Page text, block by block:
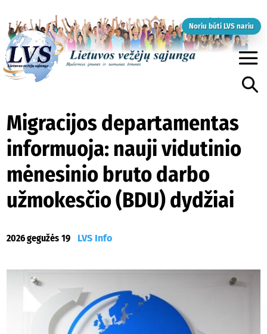
Noriu būti LVS nariu
Migracijos departamentas
informuoja: nauji vidutinio
mėnesinio bruto darbo
užmokesčio (BDU) dydžiai
2026 gegužės 19 LVS Info